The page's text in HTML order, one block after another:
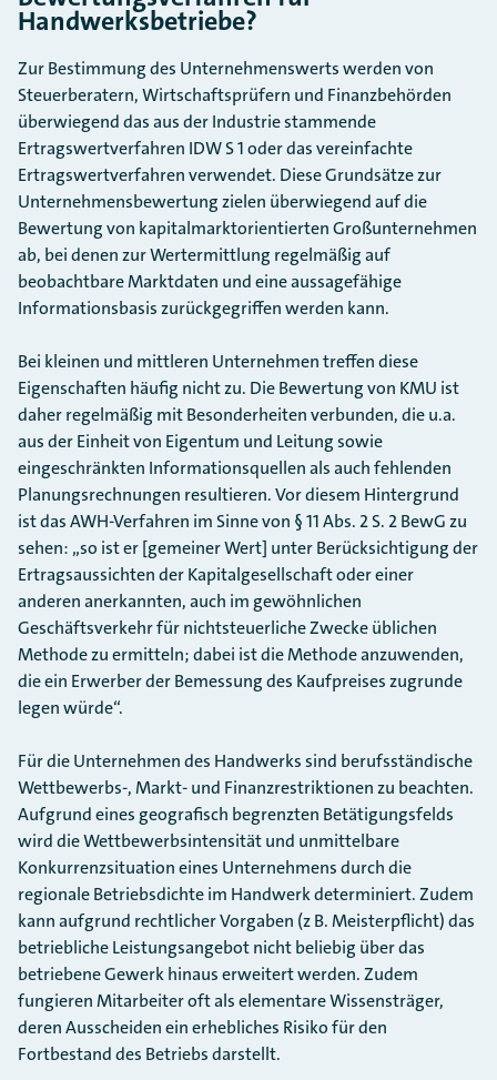
Handwerksbetriebe?
Zur Bestimmung des Unternehmenswerts werden von
Steuerberatern, Wirtschaftsprüfern und Finanzbehörden
überwiegend das aus der Industrie stammende
Ertragswertverfahren IDW S 1oder dasvereinfachte
Ertragswertverfahrenverwendet. Diese Grundsätze zur
Unternehmensbewertung zielen überwiegend auf die
Bewertung von kapitalmarktorientierten Großunternehmen
ab, bei denen zur Wertermittlung regelmäßig auf
beobachtbare Marktdaten und eine aussagefähige
Informationsbasis zurückgegriffen werden kann.
Bei kleinen und mittleren Unternehmen treffen diese
Eigenschaften häufig nicht zu. Die Bewertung von KMU ist
daher regelmäßig mit Besonderheiten verbunden, die u.a.
aus der Einheit von Eigentum und Leitung sowie
eingeschränkten Informationsquellen als auch fehlenden
Planungsrechnungen resultieren. Vor diesem Hintergrund
ist das AWH-Verfahren im Sinne von § 11 Abs. 2 S. 2 BewG zu
sehen: „so ist er [gemeiner Wert] unter Berücksichtigung der
Ertragsaussichten der Kapitalgesellschaft oder einer
anderen anerkannten, auch im gewöhnlichen
Geschäftsverkehr für nichtsteuerliche Zwecke üblichen
Methode zu ermitteln; dabei ist die Methode anzuwenden,
die ein Erwerber der Bemessung des Kaufpreises zugrunde
legen würde“.
Für die Unternehmen des Handwerks sind berufsständische
Wettbewerbs-, Markt- und Finanzrestriktionen zu beachten.
Aufgrund eines geografisch begrenzten Betätigungsfelds
wird die Wettbewerbsintensität und unmittelbare
Konkurrenzsituation eines Unternehmens durch die
regionale Betriebsdichte im Handwerk determiniert. Zudem
kann aufgrund rechtlicher Vorgaben (z B. Meisterpflicht) das
betriebliche Leistungsangebot nicht beliebig über das
betriebene Gewerk hinaus erweitert werden. Zudem
fungieren Mitarbeiter oft als elementare Wissensträger,
deren Ausscheiden ein erhebliches Risiko für den
Fortbestand des Betriebs darstellt.